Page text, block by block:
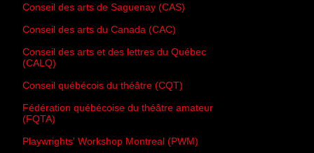
Conseil des arts de Saguenay (CAS)
Conseil des arts du Canada (CAC)
Conseil des arts et des lettres du Québec
(CALQ)
Conseil québécois du théâtre (CQT)
Fédération québécoise du théâtre amateur
(FQTA)
Playwrights' Workshop Montreal (PWM)